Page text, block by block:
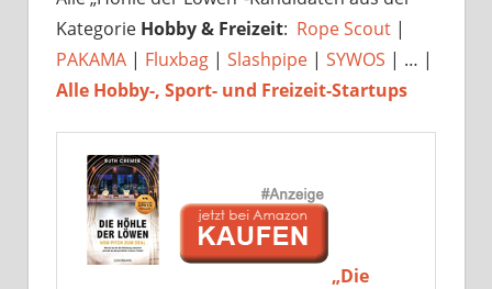
Kategorie Hobby & Freizeit: Rope Scout |
PAKAMA | Fluxbag | Slashpipe | SYWOS | … |
Alle Hobby-, Sport- und Freizeit-Startups
„Die